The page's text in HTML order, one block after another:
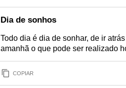
Dia de sonhos
Todo dia é dia de sonhar, de ir
amanhã o que pode ser realizado
COPIAR